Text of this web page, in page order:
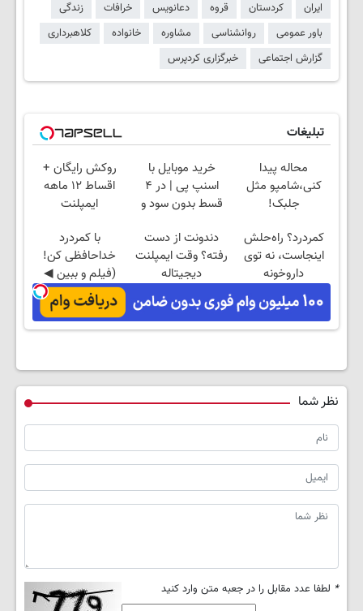
ایران کردستان قروه دعانویس خرافات
زندگی
باور عمومی
روانشناسی مشاوره خانواده
کلاهبرداری
گزارش اجتماعی
خبرگزاری کردپرس
تبلیغات
محاله پیدا
کنی،شامپو مثل
جلبک!
مجدد40%تخفیف
خرید موبایل با
اسنپ پی | در ۴
قسط بدون سود و
روکش رایگان +
اقساط ۱۲ ماهه
ایمپلنت
کمردرد؟ راه‌حلش
اینجاست، نه توی
داروخونه
دندونت از دست
رفته؟ وقت ایمپلنت
دیجیتاله
با کمردرد
خداحافظی کن!
(فیلم و ببین ◀
پرسش‌نامه رو پرکن)
نظر شما
* لطفا عدد مقابل را در جعبه متن وارد کنید